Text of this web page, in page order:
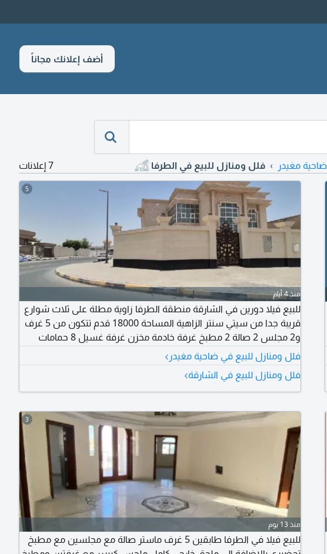
أضف إعلانك مجاناً
ضاحية مغيدر فلل ومنازل للبيع في الطرفا 7 إعلانات
5
منذ 4 أيام
للبيع فيلا دورين في الشارقة منطقة الطرفا زاوية مطلة على ثلاث شوارع
قريبة جدا من سيتي سنتر الزاهية المساحة 18000 قدم تتكون من 5 غرف
و2 مجلس 2 صالة 2 مطبخ غرفة خادمة مخزن غرفة غسيل 8 حمامات
صيانة جديدة مكيفات جديدة مطابخ + خزائن في الجدران مطلوب
5000000 درهم
فلل ومنازل للبيع في ضاحية مغيدر ›
فلل ومنازل للبيع في الشارقة›
3
منذ 13 يوم
للبيع فيلا في الطرفا طابقين 5 غرف ماستر صالة مع مجلسين مع مطبخ